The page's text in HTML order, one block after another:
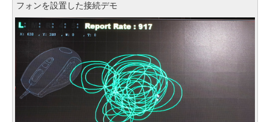
フォンを設置した接続デモ